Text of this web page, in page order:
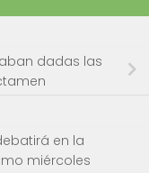
dadas las
en la
miércoles